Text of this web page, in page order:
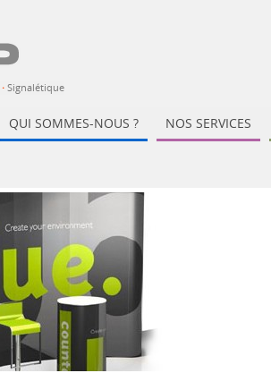
· Signalétique
QUI SOMMES-NOUS ? NOS SERVICES